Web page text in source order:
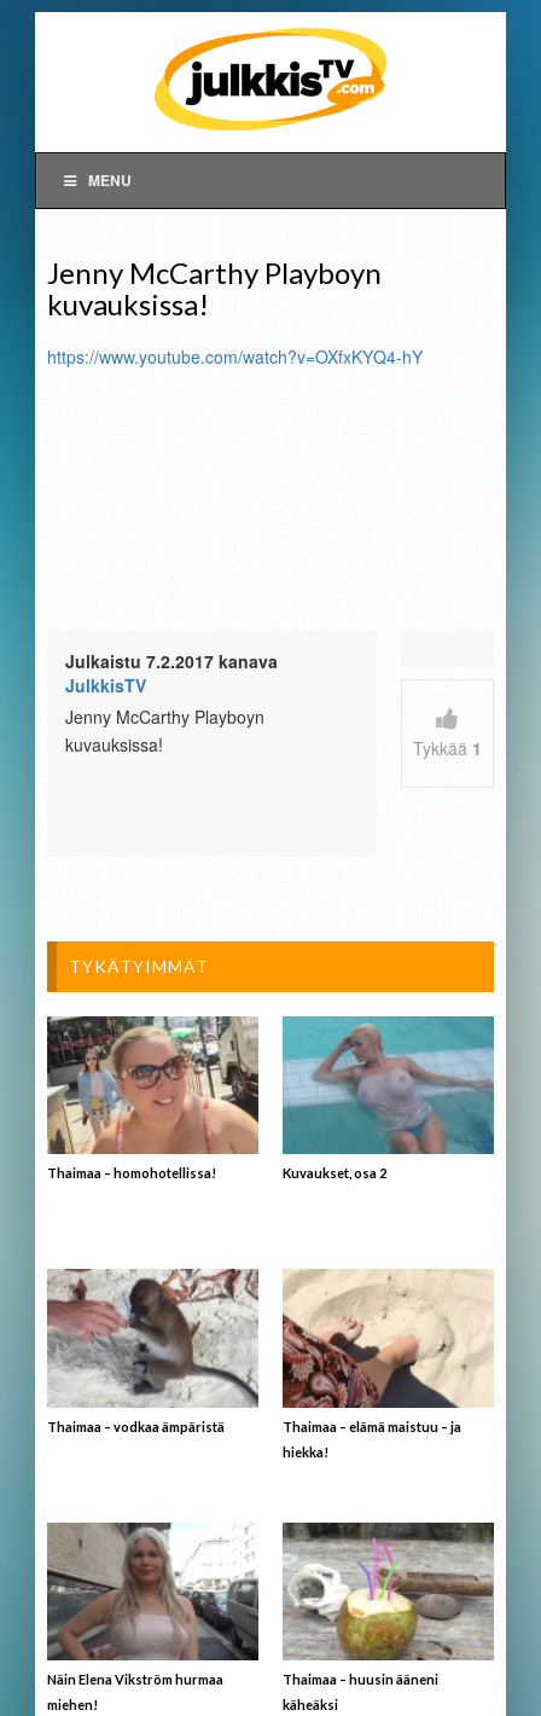
MENU
Jenny McCarthy Playboyn
kuvauksissa!
https://www.youtube.com/watch?v=OXfxKYQ4-hY
Julkaistu 7.2.2017 kanava
JulkkisTV
Jenny McCarthy Playboyn
kuvauksissa!
Tykkää 1
TYKÄTYIMMÄT
Thaimaa – homohotellissa! Kuvaukset, osa 2
Thaimaa – vodkaa ämpäristä
Thaimaa – elämä maistuu – ja
hiekka!
Näin Elena Vikström hurmaa
miehen!
Thaimaa – huusin ääneni
käheäksi